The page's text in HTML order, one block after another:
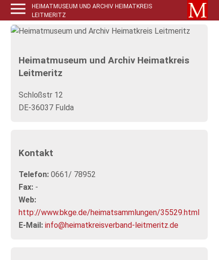
HEIMATMUSEUM UND ARCHIV HEIMATKREIS
LEITMERITZ
Heimatmuseum und Archiv Heimatkreis
Leitmeritz
Schloßstr 12
DE-36037 Fulda
Kontakt
Telefon: 0661/ 78952
Fax: -
Web:
http://www.bkge.de/heimatsammlungen/35529.html
E-Mail: info@heimatkreisverband-leitmeritz.de